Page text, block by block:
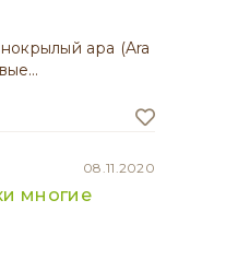
ара (Ara
08.11.2020
многие